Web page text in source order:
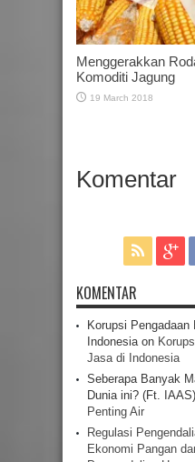
Menggerakkan
Komoditi Jagung
19 March 2018
Komentar
KOMENTAR
Korupsi
Indonesia on
Jasa di Indonesia
Seberapa Banyak
Dunia ini? (Ft. IAAS)
Penting Air
Regulasi
Ekonomi Pangan